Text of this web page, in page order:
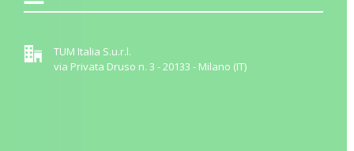
TUM Italia S.u.r.l.
via Privata Druso n. 3 - 20133 - Milano (IT)